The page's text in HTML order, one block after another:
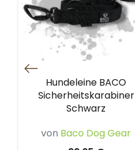
Hundeleine BACO
Sicherheitskarabiner
Schwarz
von Baco Dog Gear